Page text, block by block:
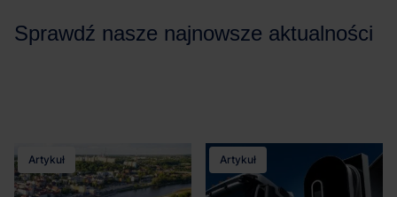
Sprawdź nasze najnowsze aktualności
Artykuł Artykuł